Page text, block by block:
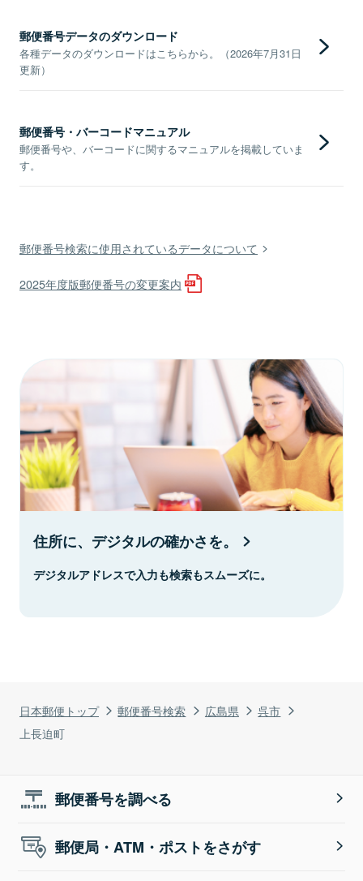
日本郵便トップ 郵便番号検索 広島県
呉市
上長迫町
郵便番号データのダウンロード
各種データのダウンロードはこちらから。（2026年7月31日
更新）
郵便番号・バーコードマニュアル
郵便番号や、バーコードに関するマニュアルを掲載していま
す。
郵便番号検索に使用されているデータについて
2025年度版郵便番号の変更案内
住所に、デジタルの確かさを。
デジタルアドレスで入力も検索もスムーズに。
郵便番号を調べる
郵便局・ATM・ポストをさがす